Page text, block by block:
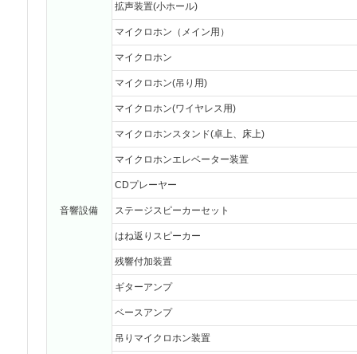
音響設備
拡声装置(小ホール)
マイクロホン（メイン用）
マイクロホン
マイクロホン(吊り用)
マイクロホン(ワイヤレス用)
マイクロホンスタンド(卓上、床上)
マイクロホンエレベーター装置
CDプレーヤー
ステージスピーカーセット
はね返りスピーカー
残響付加装置
ギターアンプ
ベースアンプ
吊りマイクロホン装置